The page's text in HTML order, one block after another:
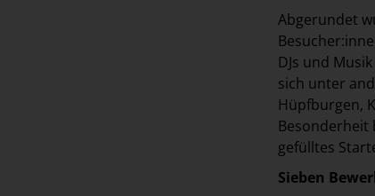
Abgerundet
DJs und
sich unter
Hüpfburgen,
Besonderheit
gefülltes
Sieben